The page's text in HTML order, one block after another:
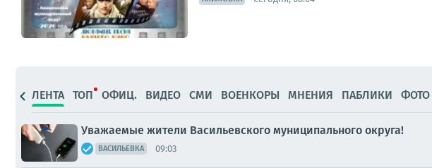
ЛЕНТА ТОП ОФИЦ. ВИДЕО СМИ ВОЕНКОРЫ МНЕНИЯ ПАБЛИКИ ФОТО
Уважаемые жители Васильевского муниципального округа!
ВАСИЛЬЕВКА 09:03